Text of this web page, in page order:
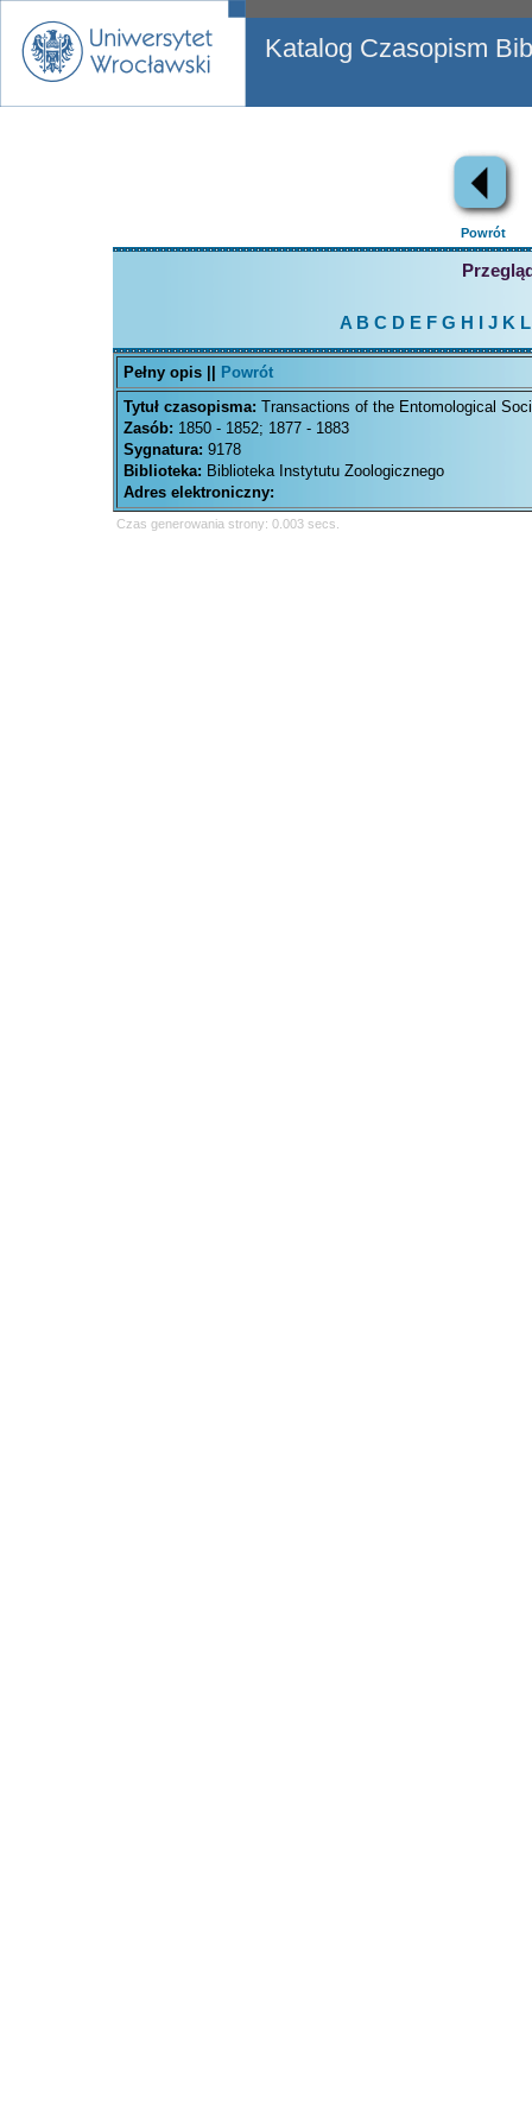
Katalog Czasopism
Powrót
A B C D EFG H J K L
Pełny opis ||
Powrót
Tytuł czasopisma: Transactions of the Entomological
Zasób: 1850 - 1852; 1877 - 1883
Sygnatura: 9178
Biblioteka: Biblioteka Instytutu Zoologicznego
Adres elektroniczny:
Czas generowania strony: 0.003 secs.